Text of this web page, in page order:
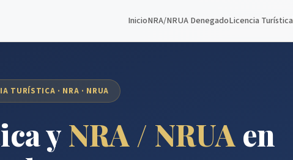
InicioNRA/NRUA DenegadoLicencia Turística
TURÍSTICA · NRA · NRUA
y NRA / NRUA en